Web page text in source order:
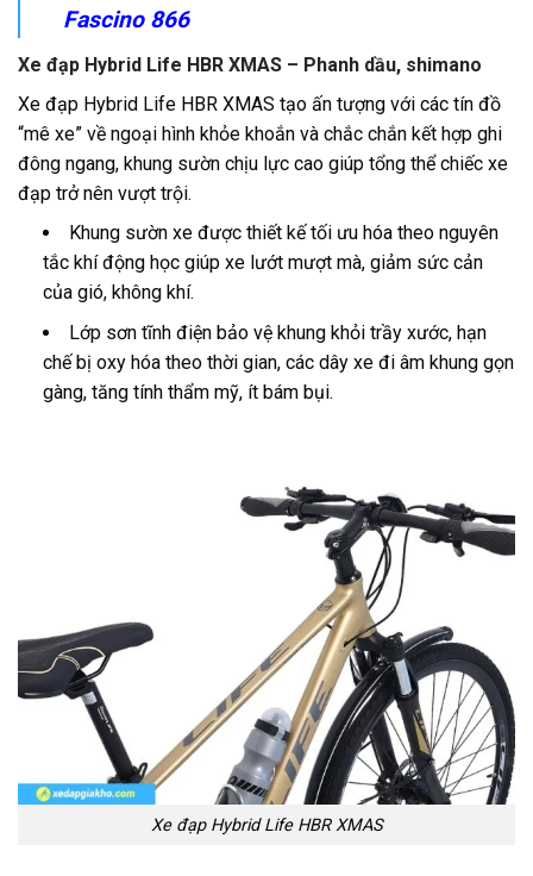
Fascino 866
Xe đạp Hybrid Life HBR XMAS – Phanh dầu, shimano
Xe đạp Hybrid Life HBR XMAS tạo ấn tượng với các tín đồ
“mê xe” về ngoại hình khỏe khoắn và chắc chắn kết hợp ghi
đông ngang, khung sườn chịu lực cao giúp tổng thể chiếc xe
đạp trở nên vượt trội.
Khung sườn xe được thiết kế tối ưu hóa theo nguyên
tắc khí động học giúp xe lướt mượt mà, giảm sức cản
của gió, không khí.
Lớp sơn tĩnh điện bảo vệ khung khỏi trầy xước, hạn
chế bị oxy hóa theo thời gian, các dây xe đi âm khung gọn
gàng, tăng tính thẩm mỹ, ít bám bụi.
Xe đạp Hybrid Life HBR XMAS